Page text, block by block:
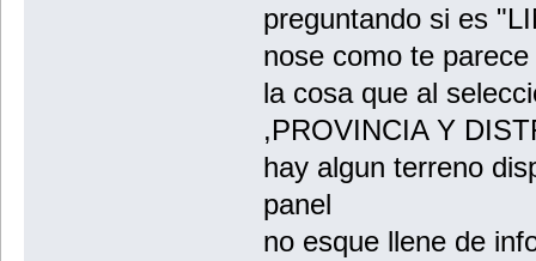
preguntando si es
nose como te parece
la cosa que al
,PROVINCIA Y
hay algun terreno
panel
no esque llene de